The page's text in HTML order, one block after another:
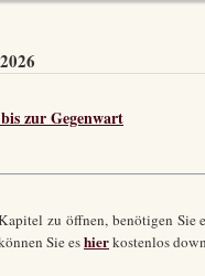
zur Gegenwart
zu öffnen, benötigen Sie
Sie eshierkostenlos